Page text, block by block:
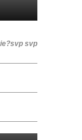
svp